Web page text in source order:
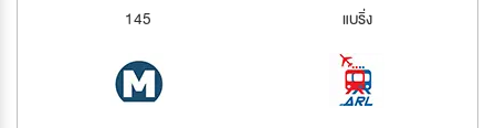
145 แบริ่ง